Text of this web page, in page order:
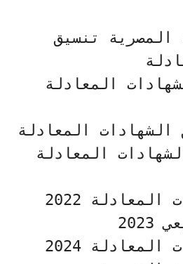
المصرية تنسيق
المعادلة
المعادلة
المعادلة
2022
2024